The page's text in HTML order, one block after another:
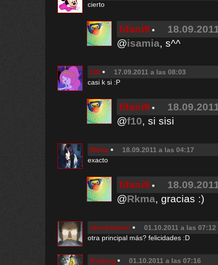
cierto
tifani9
@isamia, s^^
f10
17.09.2011 a las 08:03
casi k si :P
tifani9
@f10, si sisi
Rkma
18.09.2011 a las 04:17
exacto
tifani9
@Rkma, gracias :)
chorbotown
01.10.2011 a las 07:12
otra principal más? felicidades :D
Kixking
01.10.2011 a las 07:16